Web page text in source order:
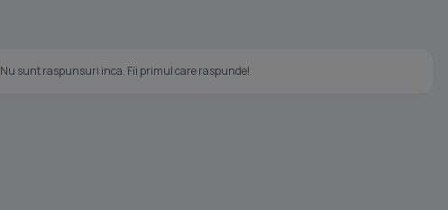
Nu sunt raspunsuri inca. Fii primul care raspunde!